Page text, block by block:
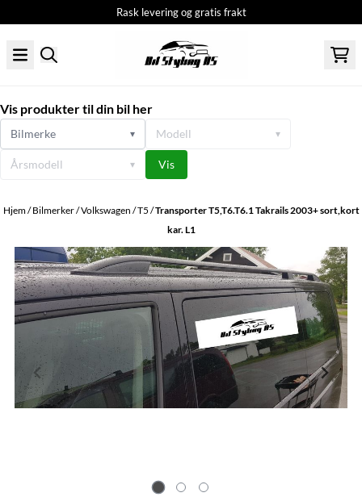
Rask levering og gratis frakt
Vis produkter til din bil her
Bilmerke ▾ Modell ▾
Årsmodell ▾ Vis
Hjem/Bilmerker/Volkswagen /T5 /Transporter T5,T6.T6.1 Takrails 2003+ sort,kort
kar. L1